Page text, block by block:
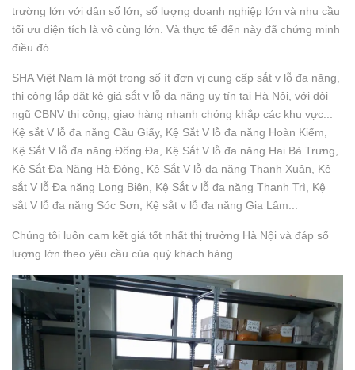
trường lớn với dân số lớn, số lượng doanh nghiệp lớn và nhu cầu
tối ưu diện tích là vô cùng lớn. Và thực tế đến này đã chứng minh
điều đó.
SHA Việt Nam là một trong số ít đơn vị cung cấp sắt v lỗ đa năng,
thi công lắp đặt kệ giá sắt v lỗ đa năng uy tín tại Hà Nội, với đội
ngũ CBNV thi công, giao hàng nhanh chóng khắp các khu vực...
Kệ sắt V lỗ đa năng Cầu Giấy, Kệ Sắt V lỗ đa năng Hoàn Kiếm,
Kệ Sắt V lỗ đa năng Đống Đa, Kệ Sắt V lỗ đa năng Hai Bà Trưng,
Kệ Sắt Đa Năng Hà Đông, Kệ Sắt V lỗ đa năng Thanh Xuân, Kệ
sắt V lỗ Đa năng Long Biên, Kệ Sắt v lỗ đa năng Thanh Trì, Kệ
sắt V lỗ đa năng Sóc Sơn, Kệ sắt v lỗ đa năng Gia Lâm...
Chúng tôi luôn cam kết giá tốt nhất thị trường Hà Nội và đáp số
lượng lớn theo yêu cầu của quý khách hàng.